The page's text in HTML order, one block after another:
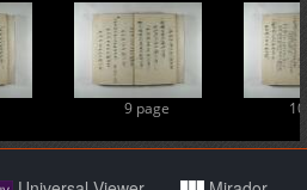
9 page